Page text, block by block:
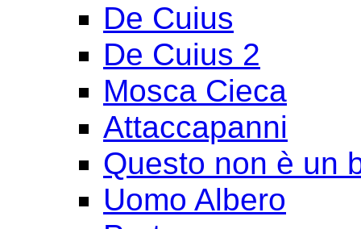
De Cuius
De Cuius 2
Mosca Cieca
Attaccapanni
Questo non è un
Uomo Albero